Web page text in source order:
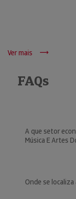
Ver mais
FAQs
A que setor
Música E Artes
Onde se localiza